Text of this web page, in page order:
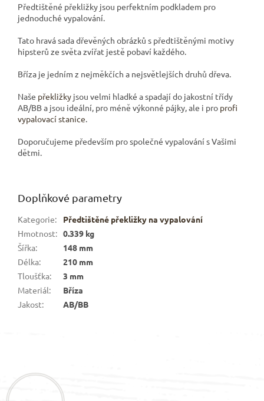
Předtištěné překližky jsou perfektním podkladem pro
jednoduché vypalování.
Tato hravá sada dřevěných obrázků s předtištěnými motivy
hipsterů ze světa zvířat jestě pobaví každého.
Bříza je jedním z nejměkčích a nejsvětlejších druhů dřeva.
Naše překližky jsou velmi hladké a spadají do jakostní třídy
AB/BB a jsou ideální, pro méně výkonné pájky, ale i pro profi
vypalovací stanice
Doporučujeme především pro společné vypalování s Vašimi
dětmi.
Doplňkové parametry
Kategorie:
Předtištěné překližky na vypalování
Hmotnost: 0.339 kg
Šířka:
148 mm
Délka:
210 mm
Tloušťka:
3 mm
Materiál:
Bříza
Jakost: AB/BB